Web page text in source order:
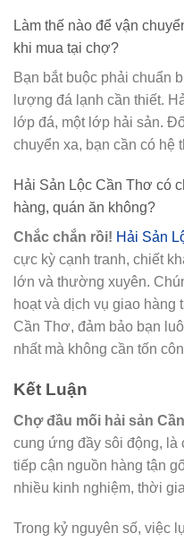
Làm thế nào để vận
khi mua tại chợ?
Bạn bắt buộc phải chuẩn
lượng đá lạnh cần thiết.
lớp đá, một lớp hải sản.
chuyển xa, bạn cần có hệ
Hải Sản Lộc Cần Thơ có
hàng, quán ăn không?
Chắc chắn rồi! Hải Sản
cực kỳ cạnh tranh, chiết
lớn và thường xuyên.
hoạt và dịch vụ giao
Cần Thơ, đảm bảo bạn
nhất mà không cần tốn
Kết Luận
Chợ đầu mối hải sản
cung ứng đầy sôi động, là
tiếp cận nguồn hàng tận
nhiều kinh nghiệm, thời
Trong kỷ nguyên số, việc